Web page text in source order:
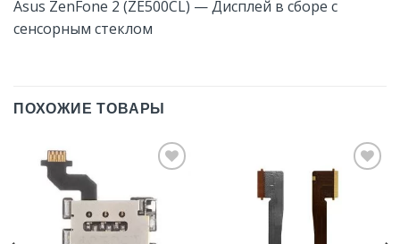
Asus ZenFone 2 (ZE500CL) — Дисплей в сборе с
сенсорным стеклом
ПОХОЖИЕ ТОВАРЫ
в
Избранное
Избранное